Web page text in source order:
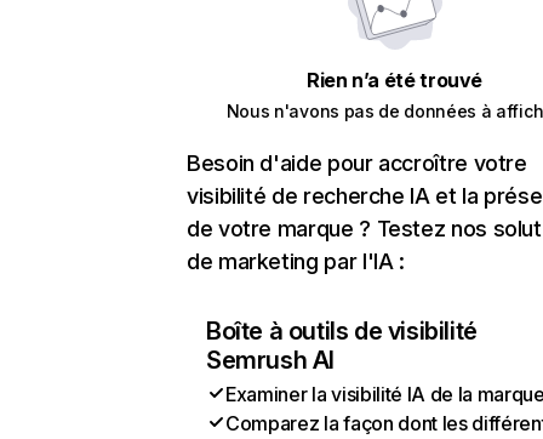
Rien n’a été trouvé
Nous n'avons pas de données à
Besoin d'aide pour accroître votre
visibilité de recherche IA et la
de votre marque ? Testez nos
de marketing par l'IA :
Boîte à outils de visibilité
Semrush AI
Examiner la visibilité IA de la
Comparez la façon dont les